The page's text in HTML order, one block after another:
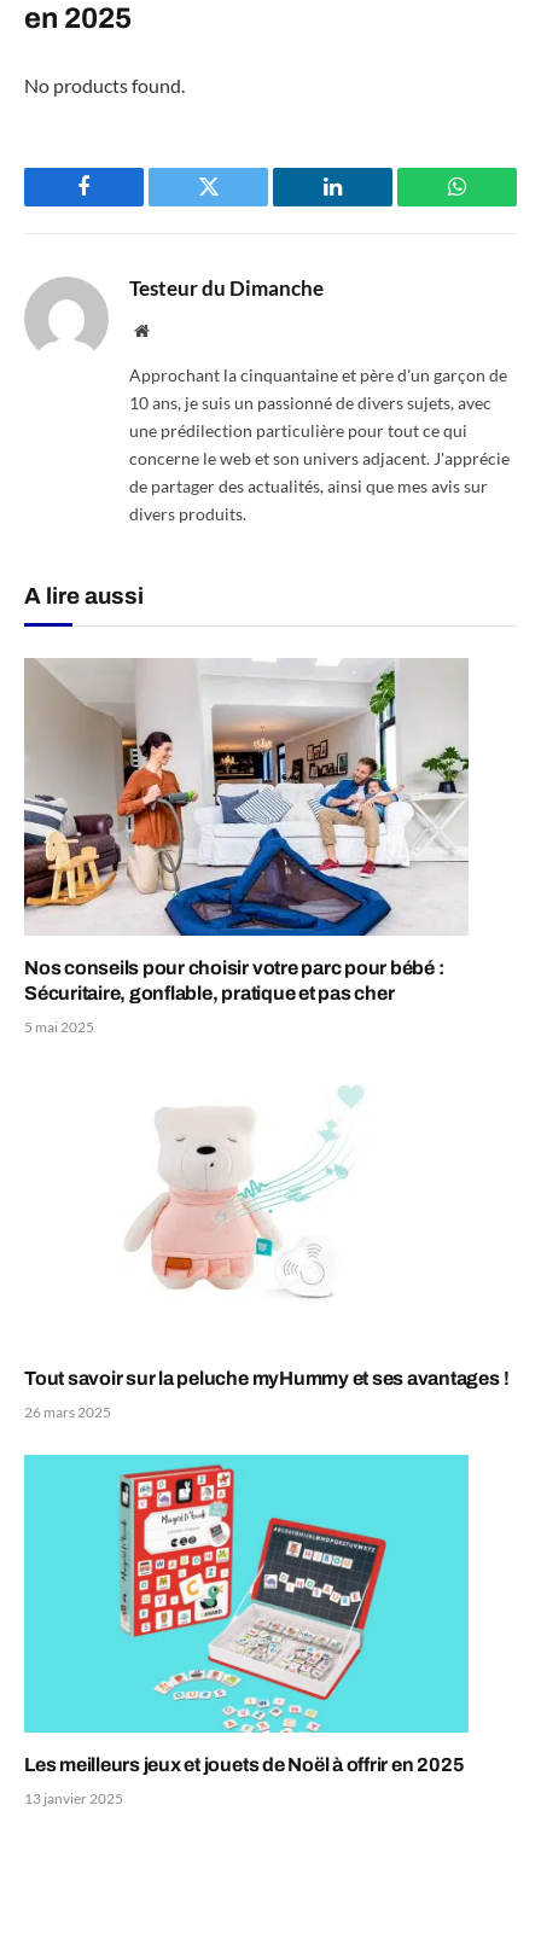
en 2025
No products found.
Facebook Twitter LinkedIn
Testeur du Dimanche
Website
Approchant la cinquantaine et père d'un garçon de
10 ans, je suis un passionné de divers sujets, avec
une prédilection particulière pour tout ce qui
concerne le web et son univers adjacent. J'apprécie
de partager des actualités, ainsi que mes avis sur
divers produits.
A lire aussi
Nos conseils pour choisir votre parc pour bébé :
Sécuritaire, gonflable, pratique et pas cher
5 mai 2025
Tout savoir sur la peluche myHummy et ses avantages !
26 mars 2025
Les meilleurs jeux et jouets de Noël à offrir en 2025
13 janvier 2025